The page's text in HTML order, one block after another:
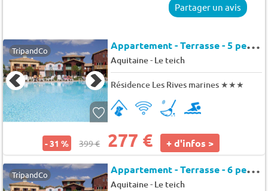
Partager un avis
TripandCo A
ppartement - Terrasse - 5 pers. - 37m2 - Animaux admis
Aquitaine- Le teich
Résidence Les Rives marines ★★★
- 31 % 399 € 277 € + d'infos >
TripandCo A
ppartement - Terrasse - 6 pers. - 48m2 - Animaux admis
Aquitaine- Le teich